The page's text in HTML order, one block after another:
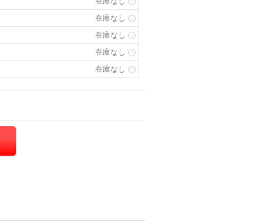
在庫なし
在庫なし
在庫なし
在庫なし